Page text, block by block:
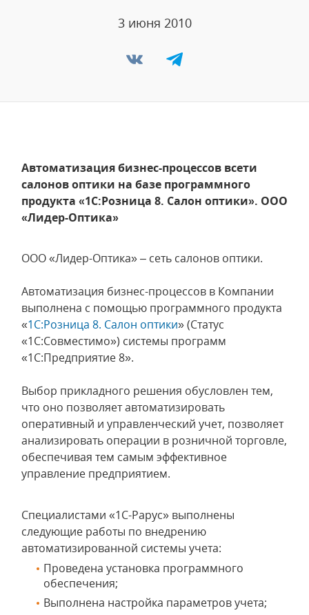
3 июня 2010
Автоматизация бизнес-процессов всети
салонов оптики на базе программного
продукта «1С:Розница 8. Салон оптики». ООО
«Лидер-Оптика»
ООО «Лидер-Оптика» – сеть салонов оптики.
Автоматизация бизнес-процессов в Компании
выполнена с помощью программного продукта
«1С:Розница 8. Салон оптики» (Статус
«1С:Совместимо») системы программ
«1С:Предприятие 8».
Выбор прикладного решения обусловлен тем,
что оно позволяет автоматизировать
оперативный и управленческий учет, позволяет
анализировать операции в розничной торговле,
обеспечивая тем самым эффективное
управление предприятием.
Специалистами «1С-Рарус» выполнены
следующие работы по внедрению
автоматизированной системы учета:
Проведена установка программного
обеспечения;
Выполнена настройка параметров учета;